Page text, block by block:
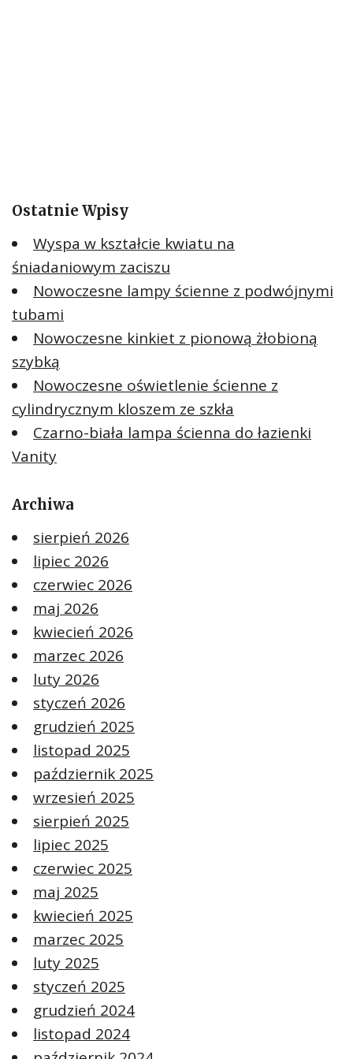
Ostatnie Wpisy
Wyspa w kształcie kwiatu na
śniadaniowym zaciszu
Nowoczesne lampy ścienne z podwójnymi
tubami
Nowoczesne kinkiet z pionową żłobioną
szybką
Nowoczesne oświetlenie ścienne z
cylindrycznym kloszem ze szkła
Czarno-biała lampa ścienna do łazienki
Vanity
Archiwa
sierpień 2026
lipiec 2026
czerwiec 2026
maj 2026
kwiecień 2026
marzec 2026
luty 2026
styczeń 2026
grudzień 2025
listopad 2025
październik 2025
wrzesień 2025
sierpień 2025
lipiec 2025
czerwiec 2025
maj 2025
kwiecień 2025
marzec 2025
luty 2025
styczeń 2025
grudzień 2024
listopad 2024